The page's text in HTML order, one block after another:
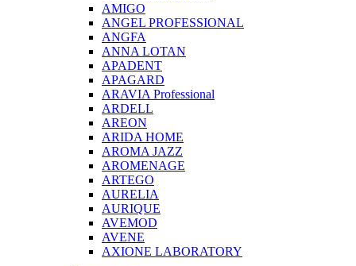
AMIGO
ANGEL PROFESSIONAL
ANGFA
ANNA LOTAN
APADENT
APAGARD
ARAVIA Professional
ARDELL
AREON
ARIDA HOME
AROMA JAZZ
AROMENAGE
ARTEGO
AURELIA
AURIQUE
AVEMOD
AVENE
AXIONE LABORATORY